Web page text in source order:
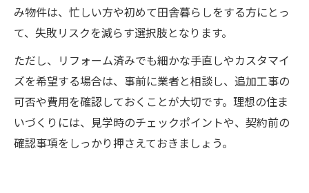
み物件は、忙しい方や初めて田舎暮らしをする方にとっ
て、失敗リスクを減らす選択肢となります。
ただし、リフォーム済みでも細かな手直しやカスタマイ
ズを希望する場合は、事前に業者と相談し、追加工事の
可否や費用を確認しておくことが大切です。理想の住ま
いづくりには、見学時のチェックポイントや、契約前の
確認事項をしっかり押さえておきましょう。